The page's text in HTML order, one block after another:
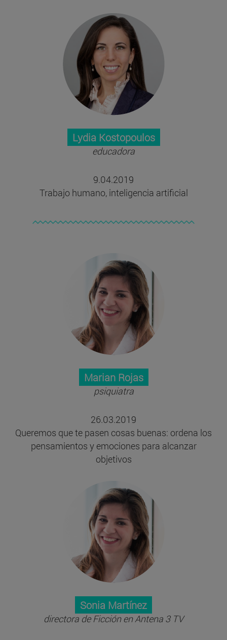
Lydia Kostopoulos
educadora
9.04.2019
Trabajo humano, inteligencia artificial
Marian Rojas
psiquiatra
26.03.2019
Queremos que te pasen cosas buenas: ordena los
pensamientos y emociones para alcanzar
objetivos
Sonia Martínez
directora de Ficción en Antena 3 TV